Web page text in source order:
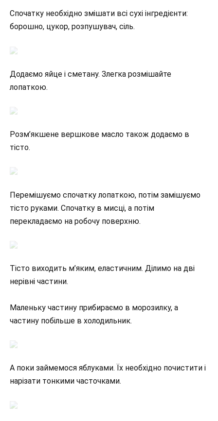
Спочатку необхідно змішати всі сухі інгредієнти:
борошно, цукор, розпушувач, сіль.
Додаємо яйце і сметану. Злегка розмішайте
лопаткою.
Розм’якшене вершкове масло також додаємо в
тісто.
Перемішуємо спочатку лопаткою, потім замішуємо
тісто руками. Спочатку в мисці, а потім
перекладаємо на робочу поверхню.
Тісто виходить м’яким, еластичним. Ділимо на дві
нерівні частини.
Маленьку частину прибираємо в морозилку, а
частину побільше в холодильник.
А поки займемося яблуками. Їх необхідно почистити і
нарізати тонкими часточками.